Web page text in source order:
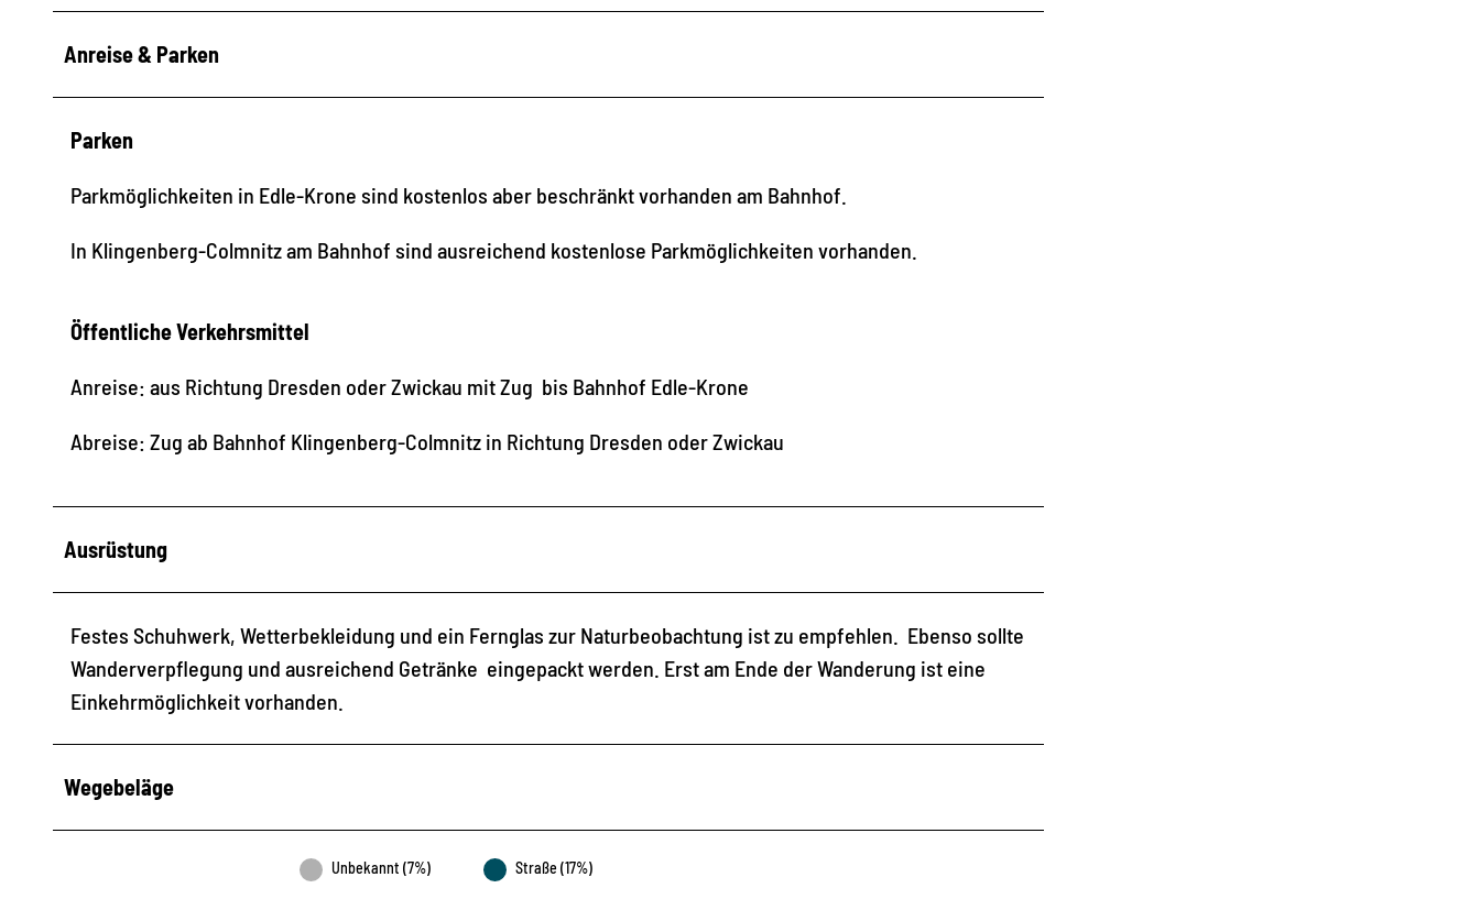
Anreise & Parken
Parken
Parkmöglichkeiten in Edle-Krone sind kostenlos aber beschränkt vorhanden am Bahnhof.
In Klingenberg-Colmnitz am Bahnhof sind ausreichend kostenlose Parkmöglichkeiten vorhanden.
Öffentliche Verkehrsmittel
Anreise: aus Richtung Dresden oder Zwickau mit Zug bis Bahnhof Edle-Krone
Abreise: Zug ab Bahnhof Klingenberg-Colmnitz in Richtung Dresden oder Zwickau
Ausrüstung
Festes Schuhwerk, Wetterbekleidung und ein Fernglas zur Naturbeobachtung ist zu empfehlen. Ebenso sollte
Wanderverpflegung und ausreichend Getränke eingepackt werden. Erst am Ende der Wanderung ist eine
Einkehrmöglichkeit vorhanden.
Wegebeläge
Unbekannt (7%) Straße (17%)